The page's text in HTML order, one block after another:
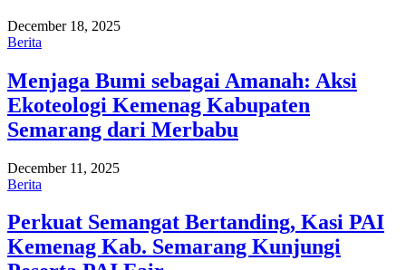
December 18, 2025
Berita
Menjaga Bumi sebagai Amanah: Aksi
Ekoteologi Kemenag Kabupaten
Semarang dari Merbabu
December 11, 2025
Berita
Perkuat Semangat Bertanding, Kasi PAI
Kemenag Kab. Semarang Kunjungi